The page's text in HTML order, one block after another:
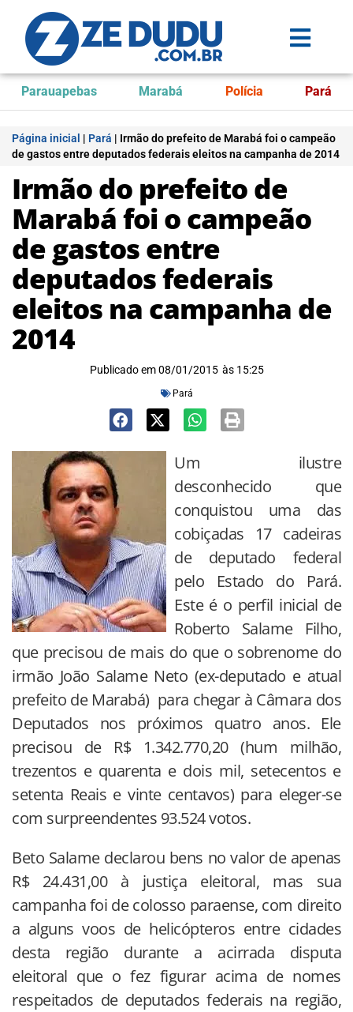
Parauapebas Marabá Polícia Pará
Página inicial | Pará | Irmão do prefeito de Marabá foi o campeão
de gastos entre deputados federais eleitos na campanha de 2014
Irmão do prefeito de
Marabá foi o campeão
de gastos entre
deputados federais
eleitos na campanha de
2014
Publicado em 08/01/2015 às 15:25
Pará
Um ilustre
desconhecido que
conquistou uma das
cobiçadas 17 cadeiras
de deputado federal
pelo Estado do Pará.
Este é o perfil inicial de
Roberto Salame Filho,
que precisou de mais do que o sobrenome do
irmão João Salame Neto (ex-deputado e atual
prefeito de Marabá) para chegar à Câmara dos
Deputados nos próximos quatro anos. Ele
precisou de R$ 1.342.770,20 (hum milhão,
trezentos e quarenta e dois mil, setecentos e
setenta Reais e vinte centavos) para eleger-se
com surpreendentes 93.524 votos.
Beto Salame declarou bens no valor de apenas
R$ 24.431,00 à justiça eleitoral, mas sua
campanha foi de colosso paraense, com direito
a alguns voos de helicópteros entre cidades
desta região durante a acirrada disputa
eleitoral que o fez figurar acima de nomes
respeitados de deputados federais na região,